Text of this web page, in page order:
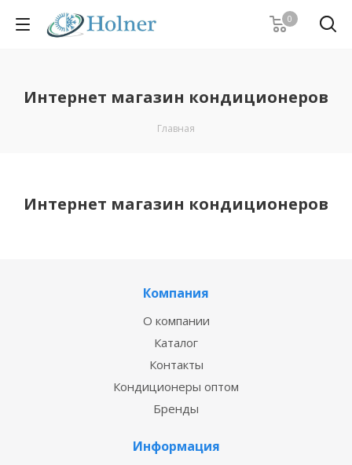
0
Интернет магазин кондиционеров
Главная
Интернет магазин кондиционеров
Компания
О компании
Каталог
Контакты
Кондиционеры оптом
Бренды
Информация